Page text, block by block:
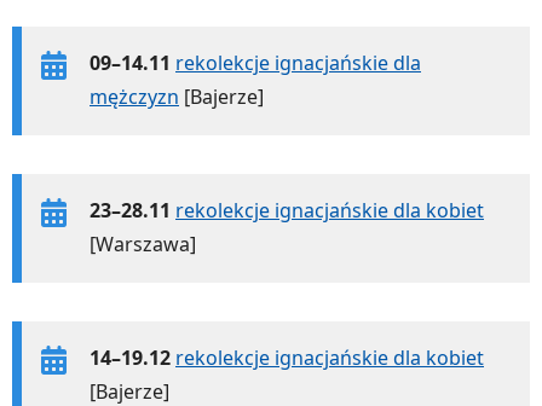
09–14.11 rekolekcje ignacjańskie dla
mężczyzn [Bajerze]
23–28.11 rekolekcje ignacjańskie dla kobiet
[Warszawa]
14–19.12 rekolekcje ignacjańskie dla kobiet
[Bajerze]